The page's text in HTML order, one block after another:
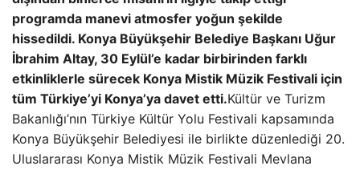
programda manevi atmosfer yoğun şekilde
hissedildi. Konya Büyükşehir Belediye Başkanı Uğur
İbrahim Altay, 30 Eylül’e kadar birbirinden farklı
etkinliklerle sürecek Konya Mistik Müzik Festivali için
tüm Türkiye’yi Konya’ya davet etti.Kültür ve Turizm
Bakanlığı’nın Türkiye Kültür Yolu Festivali kapsamında
Konya Büyükşehir Belediyesi ile birlikte düzenlediği 20.
Uluslararası Konya Mistik Müzik Festivali Mevlana